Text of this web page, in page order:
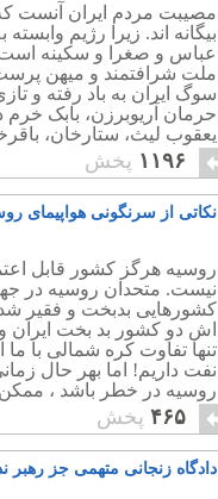
مصیبت مردم ایران آنست
بیگانه اند. زیرا رژیم
عباس و صغرا و سکینه
ملت شرافتمند و میهن پرست
سوگ ایران به باد رفته و
حرمان آریوبرزن، بابک خرم
یعقوب لیث، ستارخان،
رضاشاه و بختیار زانو به
۱۱۹۶ پخش
نکاتی از سرنگونی هواپیمای
روسیه هرگز کشور قابل
نیست. متحدان روسیه در
کشورهایی بدبخت و فقیر
اش دو کشور بد بخت ایران
تنها تفاوت کره شمالی با
نفت داریم! اما بهر حال
روسیه در خطر باشد ،
منافع منطبق بر خواست بین
امروز هم خواست ظاهری
بشار اسد است و برای حفظ
باید داعش از بین برود. از
۴۶۵ پخش
دادگاه زنجانی متهمی جز رهبر